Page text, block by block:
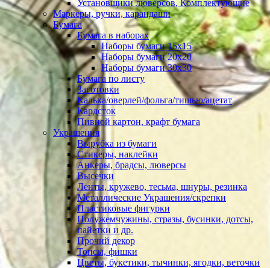
Установщики люверсов, Комплектующие
Маркеры, ручки, карандаши
Бумага
Бумага в наборах
Наборы бумаги 15х15
Наборы бумаги 20х20
Наборы бумаги 30х30
Бумага по листу
Заготовки
Калька/оверлей/фольга/тишью/ацетат
Кардсток
Пивной картон, крафт бумага
Украшения
Вырубка из бумаги
Стикеры, наклейки
Анкеры, брадсы, люверсы
Высечки
Ленты, кружево, тесьма, шнуры, резинка
Металлические Украшения/скрепки
Пластиковые фигурки
Полужемчужины, стразы, бусинки, дотсы,
пайетки и др.
Прочий декор
Топсы, фишки
Цветы, букетики, тычинки, ягодки, веточки